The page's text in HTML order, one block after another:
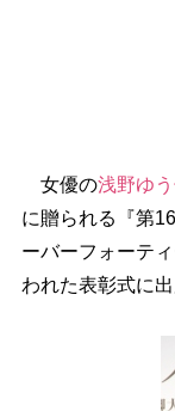
女優の浅野ゆ
に贈られる『第
ーバーフォーテ
われた表彰式に出